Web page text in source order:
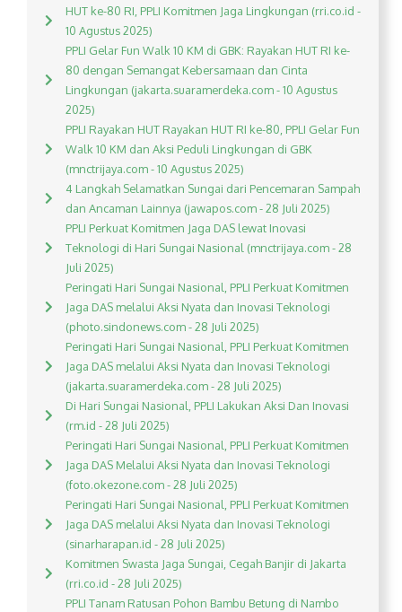
HUT ke-80 RI, PPLI Komitmen Jaga Lingkungan (rri.co.id -
10 Agustus 2025)
PPLI Gelar Fun Walk 10 KM di GBK: Rayakan HUT RI ke-
80 dengan Semangat Kebersamaan dan Cinta
Lingkungan (jakarta.suaramerdeka.com - 10 Agustus
2025)
PPLI Rayakan HUT Rayakan HUT RI ke-80, PPLI Gelar Fun
Walk 10 KM dan Aksi Peduli Lingkungan di GBK
(mnctrijaya.com - 10 Agustus 2025)
4 Langkah Selamatkan Sungai dari Pencemaran Sampah
dan Ancaman Lainnya (jawapos.com - 28 Juli 2025)
PPLI Perkuat Komitmen Jaga DAS lewat Inovasi
Teknologi di Hari Sungai Nasional (mnctrijaya.com - 28
Juli 2025)
Peringati Hari Sungai Nasional, PPLI Perkuat Komitmen
Jaga DAS melalui Aksi Nyata dan Inovasi Teknologi
(photo.sindonews.com - 28 Juli 2025)
Peringati Hari Sungai Nasional, PPLI Perkuat Komitmen
Jaga DAS melalui Aksi Nyata dan Inovasi Teknologi
(jakarta.suaramerdeka.com - 28 Juli 2025)
Di Hari Sungai Nasional, PPLI Lakukan Aksi Dan Inovasi
(rm.id - 28 Juli 2025)
Peringati Hari Sungai Nasional, PPLI Perkuat Komitmen
Jaga DAS Melalui Aksi Nyata dan Inovasi Teknologi
(foto.okezone.com - 28 Juli 2025)
Peringati Hari Sungai Nasional, PPLI Perkuat Komitmen
Jaga DAS melalui Aksi Nyata dan Inovasi Teknologi
(sinarharapan.id - 28 Juli 2025)
Komitmen Swasta Jaga Sungai, Cegah Banjir di Jakarta
(rri.co.id - 28 Juli 2025)
PPLI Tanam Ratusan Pohon Bambu Betung di Nambo